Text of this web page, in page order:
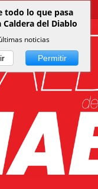
todo lo que pasa
del Diablo
noticias
Permitir